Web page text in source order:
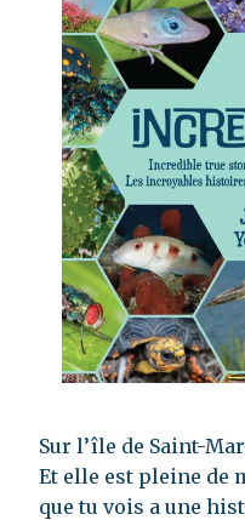
Sur l’île de Saint-
Et elle est pleine de
que tu vois a une